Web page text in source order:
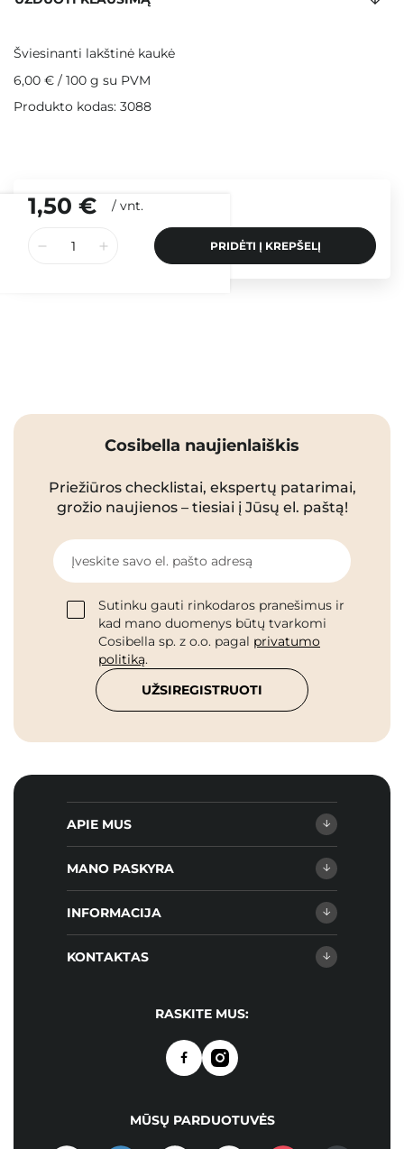
1,50 € / vnt.
PRIDĖTI Į KREPŠELĮ
Šviesinanti lakštinė kaukė
6,00 € / 100 g su PVM
Produkto kodas: 3088
Cosibella naujienlaiškis
Priežiūros checklistai, ekspertų patarimai,
grožio naujienos – tiesiai į Jūsų el. paštą!
Įveskite savo el. pašto adresą
Sutinku gauti rinkodaros pranešimus ir
kad mano duomenys būtų tvarkomi
Cosibella sp. z o.o. pagal privatumo
politiką.
UŽSIREGISTRUOTI
APIE MUS
MANO PASKYRA
INFORMACIJA
KONTAKTAS
RASKITE MUS:
MŪSŲ PARDUOTUVĖS